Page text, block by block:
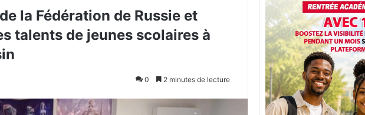
la Fédération de Russie et
talents de jeunes scolaires à
0 2 minutes de lecture